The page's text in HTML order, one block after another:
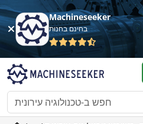
Machineseeker
בחינם בחנות